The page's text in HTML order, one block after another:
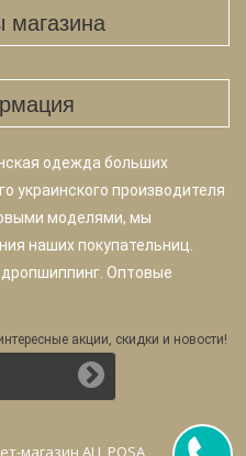
магазина
одежда больших
украинского производителя
моделями, мы
наших покупательниц.
Оптовые
акции, скидки и новости!
магазин ALL POSA